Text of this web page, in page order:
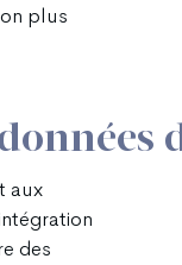
plus
aux
des